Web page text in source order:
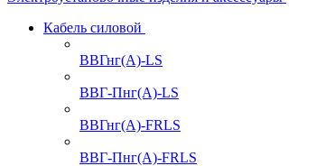
Кабель силовой
ВВГнг(А)-LS
ВВГ-Пнг(А)-LS
ВВГнг(А)-FRLS
ВВГ-Пнг(А)-FRLS